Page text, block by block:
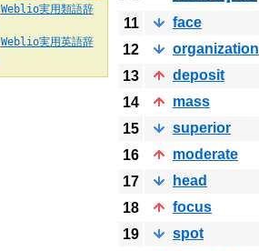
11
face
12
organization
13
deposit
14
mass
15
superior
16
moderate
17
head
18
focus
19
spot
Weblio実用類語辞
Weblio実用英語辞